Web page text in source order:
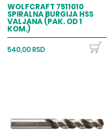
WOLFCRAFT 7511010
SPIRALNA BURGIJA HSS
VALJANA (PAK. OD 1
KOM.)
540,00 RSD